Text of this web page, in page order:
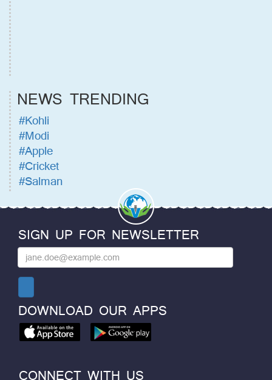
NEWS TRENDING
#Kohli
#Modi
#Apple
#Cricket
#Salman
SIGN UP FOR NEWSLETTER
DOWNLOAD OUR APPS
CONNECT WITH US